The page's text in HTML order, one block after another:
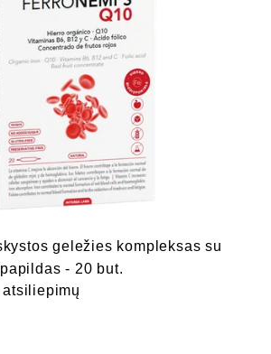
geležies kompleksas su
- 20 but.
atsiliepimų